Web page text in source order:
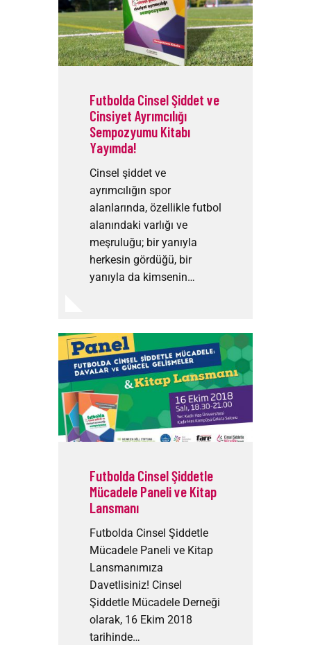
Futbolda Cinsel Şiddet ve
Cinsiyet Ayrımcılığı
Sempozyumu Kitabı
Yayımda!
Cinsel şiddet ve
ayrımcılığın spor
alanlarında, özellikle futbol
alanındaki varlığı ve
meşruluğu; bir yanıyla
herkesin gördüğü, bir
yanıyla da kimsenin…
Futbolda Cinsel Şiddetle
Mücadele Paneli ve Kitap
Lansmanı
Futbolda Cinsel Şiddetle
Mücadele Paneli ve Kitap
Lansmanımıza
Davetlisiniz! Cinsel
Şiddetle Mücadele Derneği
olarak, 16 Ekim 2018
tarihinde…